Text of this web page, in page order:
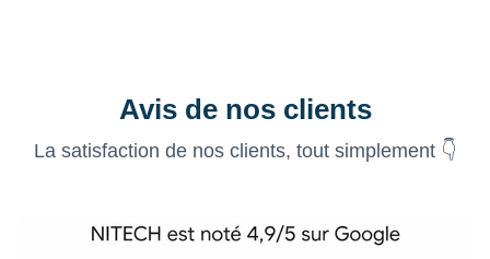
Avis de nos clients
La satisfaction de nos clients, tout simplement 👇